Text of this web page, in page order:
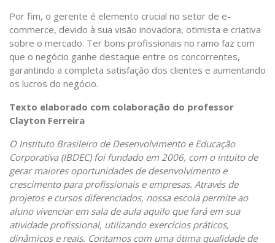
Por fim, o gerente é elemento crucial no setor de e-
commerce, devido à sua visão inovadora, otimista e criativa
sobre o mercado. Ter bons profissionais no ramo faz com
que o negócio ganhe destaque entre os concorrentes,
garantindo a completa satisfação dos clientes e aumentando
os lucros do negócio.
Texto elaborado com colaboração do professor
Clayton Ferreira
O Instituto Brasileiro de Desenvolvimento e Educação
Corporativa (IBDEC) foi fundado em 2006, com o intuito de
gerar maiores oportunidades de desenvolvimento e
crescimento para profissionais e empresas. Através de
projetos e cursos diferenciados, nossa escola permite ao
aluno vivenciar em sala de aula aquilo que fará em sua
atividade profissional, utilizando exercícios práticos,
dinâmicos e reais. Contamos com uma ótima qualidade de